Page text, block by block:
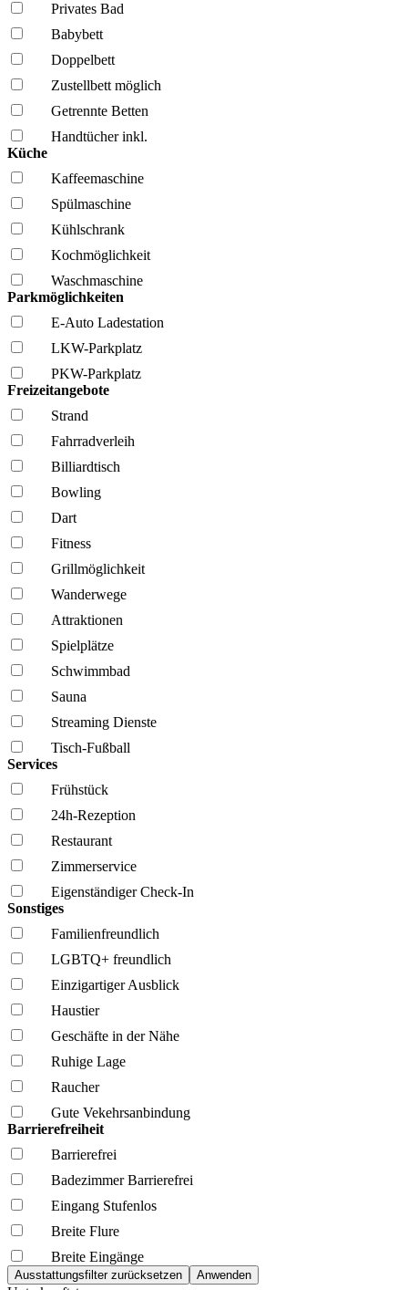
Privates Bad
Babybett
Doppelbett
Zustellbett möglich
Getrennte Betten
Handtücher inkl.
Küche
Kaffee­maschine
Spül­maschine
Kühl­schrank
Kochmöglich­keit
Wasch­maschine
Parkmöglichkeiten
E-Auto Ladestation
LKW-Parkplatz
PKW-Parkplatz
Freizeitangebote
Strand
Fahrrad­verleih
Billiardtisch
Bowling
Dart
Fitness
Grillmöglich­keit
Wanderwege
Attraktionen
Spielplätze
Schwimmbad
Sauna
Streaming Dienste
Tisch-Fußball
Services
Frühstück
24h-Rezeption
Restaurant
Zimmerservice
Eigenständiger Check-In
Sonstiges
Familien­freundlich
LGBTQ+ freundlich
Einzigartiger Ausblick
Haustier
Geschäfte in der Nähe
Ruhige Lage
Raucher
Gute Vekehrsanbindung
Barrierefreiheit
Barrierefrei
Badezimmer Barrierefrei
Eingang Stufenlos
Breite Flure
Breite Eingänge